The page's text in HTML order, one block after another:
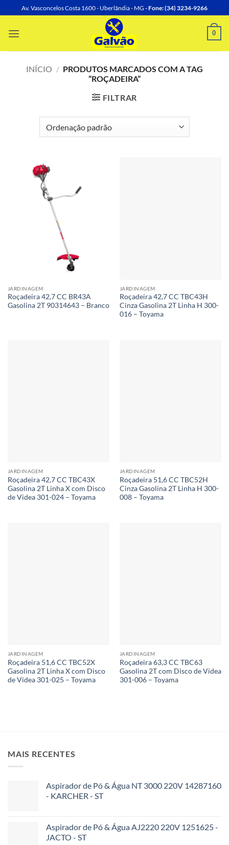
to
content
Av. Vasconcelos Costa 1600 - Uberlândia - MG - Fone: (34) 3234-9266
0
INÍCIO / PRODUTOS MARCADOS COM A TAG
“ROÇADEIRA”
FILTRAR
JARDINAGEM
Roçadeira 42,7 CC BR43A
Gasolina 2T 90314643 – Branco
JARDINAGEM
Roçadeira 42,7 CC TBC43H
Cinza Gasolina 2T Linha H 300-
016 – Toyama
JARDINAGEM
Roçadeira 42,7 CC TBC43X
Gasolina 2T Linha X com Disco
de Videa 301-024 – Toyama
JARDINAGEM
Roçadeira 51,6 CC TBC52H
Cinza Gasolina 2T Linha H 300-
008 – Toyama
JARDINAGEM
Roçadeira 51,6 CC TBC52X
Gasolina 2T Linha X com Disco
de Videa 301-025 – Toyama
JARDINAGEM
Roçadeira 63,3 CC TBC63
Gasolina 2T com Disco de Videa
301-006 – Toyama
MAIS RECENTES
Aspirador de Pó & Água NT 3000 220V 14287160
- KARCHER - ST
Aspirador de Pó & Água AJ2220 220V 1251625 -
JACTO - ST